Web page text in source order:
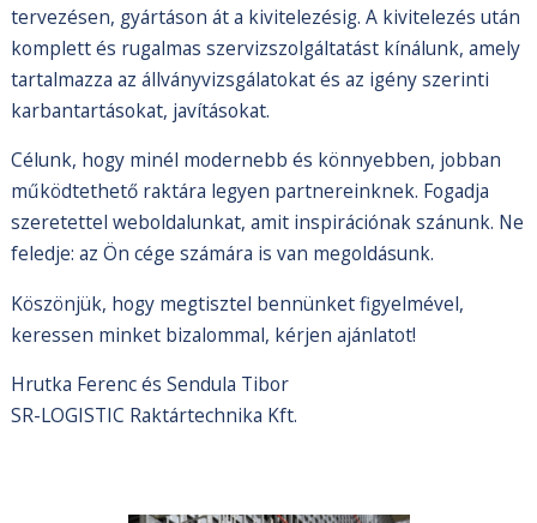
tervezésen, gyártáson át a kivitelezésig. A kivitelezés után
komplett és rugalmas szervizszolgáltatást kínálunk, amely
tartalmazza az állványvizsgálatokat és az igény szerinti
karbantartásokat, javításokat.
Célunk, hogy minél modernebb és könnyebben, jobban
működtethető raktára legyen partnereinknek. Fogadja
szeretettel weboldalunkat, amit inspirációnak szánunk. Ne
feledje: az Ön cége számára is van megoldásunk.
Köszönjük, hogy megtisztel bennünket figyelmével,
keressen minket bizalommal, kérjen ajánlatot!
Hrutka Ferenc és Sendula Tibor
SR-LOGISTIC Raktártechnika Kft.